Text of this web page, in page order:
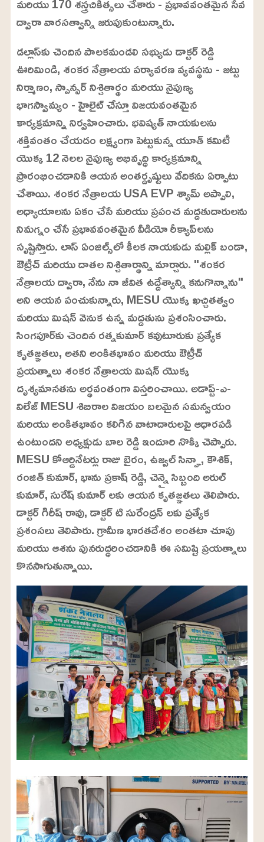
ద్వారా వారసత్వాన్ని జరుపుకుంటున్నారు.
డల్లాస్‌కు చెందిన పాలకమండలి సభ్యుడు డాక్టర్ రెడ్డి
ఊరిమిండి, శంకర నేత్రాలయ పర్యావరణ వ్యవస్థను - జట్టు
నిర్మాణం, స్పాన్సర్ నిశ్చితార్థం మరియు నైపుణ్య
భాగస్వామ్యం - హైలైట్ చేస్తూ విజయవంతమైన
కార్యక్రమాన్ని నిర్వహించారు. భవిష్యత్ నాయకులను
శక్తివంతం చేయడం లక్ష్యంగా పెట్టుకున్న యూత్ కమిటీ
యొక్క 12 నెలల నైపుణ్య అభివృద్ధి కార్యక్రమాన్ని
ప్రారంభించడానికి ఆయన అంతర్దృష్టులు వేదికను ఏర్పాటు
చేశాయి. శంకర నేత్రాలయ USA EVP శ్యామ్ అప్పాలి,
అధ్యాయాలను ఏకం చేసే మరియు ప్రపంచ మద్దతుదారులను
నిమగ్నం చేసే ప్రభావవంతమైన వీడియో రీక్యాప్‌లను
సృష్టిస్తారు. లాస్ ఏంజిల్స్‌లో కీలక నాయకుడు మల్లిక్ బండా,
ఔట్రీచ్ మరియు దాతల నిశ్చితార్థాన్ని మార్చారు. "శంకర
నేత్రాలయ ద్వారా, నేను నా జీవిత ఉద్దేశ్యాన్ని కనుగొన్నాను"
అని ఆయన పంచుకున్నారు, MESU యొక్క ఖచ్చితత్వం
మరియు మిషన్ వెనుక ఉన్న మద్దతును ప్రశంసించారు.
సింగపూర్‌కు చెందిన రత్నకుమార్ కవుటూరుకు ప్రత్యేక
కృతజ్ఞతలు, అతని అంకితభావం మరియు ఔట్రీచ్
ప్రయత్నాలు శంకర నేత్రాలయ మిషన్ యొక్క
దృశ్యమానతను అర్థవంతంగా విస్తరించాయి. అడాప్ట్-ఎ-
విలేజ్ MESU శిబిరాల విజయం బలమైన సమన్వయం
మరియు అంకితభావం కలిగిన వాటాదారులపై ఆధారపడి
ఉంటుందని అధ్యక్షుడు బాల రెడ్డి ఇందూరి నొక్కి చెప్పారు.
MESU కోఆర్డినేటర్లు రాజు బైరం, ఉజ్వల్ సిన్హా, కౌశిక్,
రంజిత్ కుమార్, భాను ప్రకాష్ రెడ్డి, చెన్నై సిబ్బంది అరుల్
కుమార్, సురేష్ కుమార్ లకు ఆయన కృతజ్ఞతలు తెలిపారు.
డాక్టర్ గిరీష్ రావు, డాక్టర్ టి సురేంద్రన్ లకు ప్రత్యేక
ప్రశంసలు తెలిపారు. గ్రామీణ భారతదేశం అంతటా చూపు
మరియు ఆశను పునరుద్ధరించడానికి ఈ సమిష్టి ప్రయత్నాలు
కొనసాగుతున్నాయి.